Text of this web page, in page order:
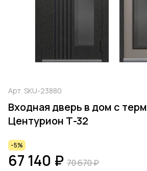
Арт. SKU-23880
Входная дверь в дом с
Центурион Т-32
-5%
67 140 ₽ 70 670 ₽